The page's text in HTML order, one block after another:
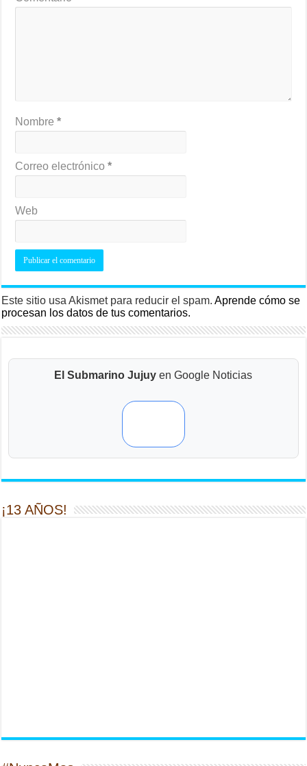
Nombre*
Correo electrónico*
Web
Este sitio usa Akismet para reducir el spam.Aprende cómo se
procesan los datos de tus comentarios.
El Submarino Jujuy en Google Noticias
¡13 AÑOS!